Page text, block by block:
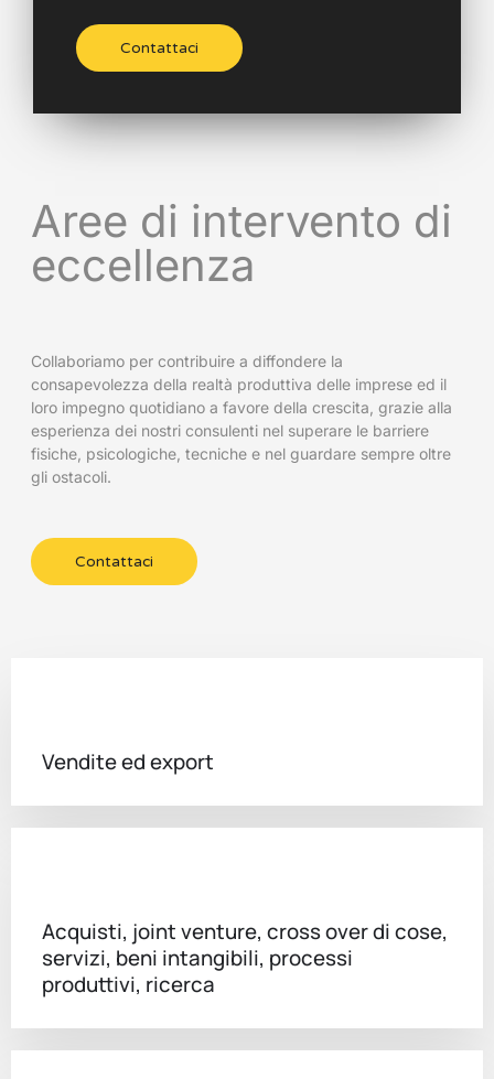
Contattaci
Aree di intervento di
eccellenza
Collaboriamo per contribuire a diffondere la
consapevolezza della realtà produttiva delle imprese ed il
loro impegno quotidiano a favore della crescita, grazie alla
esperienza dei nostri consulenti nel superare le barriere
fisiche, psicologiche, tecniche e nel guardare sempre oltre
gli ostacoli.
Contattaci
Vendite ed export
Acquisti, joint venture, cross over di cose,
servizi, beni intangibili, processi
produttivi, ricerca